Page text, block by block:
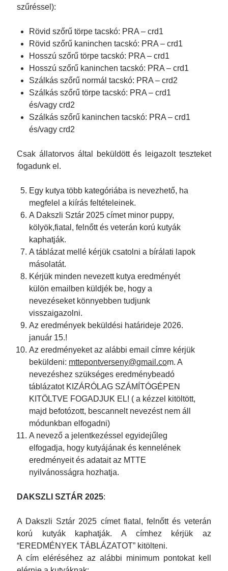
2024 augusztus
2024 március
2024 január
2023 szeptember
2023 július
2023 június
2023 március
2023 január
2022 november
2022 szeptember
2022 augusztus
2022 július
2022 június
2022 február
2021 december
2021 november
2021 október
2021 szeptember
2021 augusztus
szűréssel):
Rövid szőrű törpe tacskó: PRA – crd1
Rövid szőrű kaninchen tacskó: PRA – crd1
Hosszú szőrű törpe tacskó: PRA – crd1
Hosszú szőrű kaninchen tacskó: PRA – crd1
Szálkás szőrű normál tacskó: PRA – crd2
Szálkás szőrű törpe tacskó: PRA – crd1
és/vagy crd2
Szálkás szőrű kaninchen tacskó: PRA – crd1
és/vagy crd2
Csak állatorvos által beküldött és leigazolt teszteket
fogadunk el.
Egy kutya több kategóriába is nevezhető, ha
megfelel a kiírás feltételeinek.
A Dakszli Sztár 2025 címet minor puppy,
kölyök,fiatal, felnőtt és veterán korú kutyák
kaphatják.
A táblázat mellé kérjük csatolni a bírálati lapok
másolatát.
Kérjük minden nevezett kutya eredményét
külön emailben küldjék be, hogy a
nevezéseket könnyebben tudjunk
visszaigazolni.
Az eredmények beküldési határideje 2026.
január 15.!
Az eredményeket az alábbi email címre kérjük
beküldeni: mttepontverseny@gmail.com. A
nevezéshez szükséges eredménybeadó
táblázatot KIZÁRÓLAG SZÁMÍTÓGÉPEN
KITÖLTVE FOGADJUK EL! ( a kézzel kitöltött,
majd befotózott, bescannelt nevezést nem áll
módunkban elfogadni)
A nevező a jelentkezéssel egyidejűleg
elfogadja, hogy kutyájának és kennelének
eredményeit és adatait az MTTE
nyilvánosságra hozhatja.
DAKSZLI SZTÁR 2025:
A Dakszli Sztár 2025 címet fiatal, felnőtt és veterán
korú kutyák kaphatják. A címhez kérjük az
“EREDMÉNYEK TÁBLÁZATOT” kitölteni.
A cím eléréséhez az alábbi minimum pontokat kell